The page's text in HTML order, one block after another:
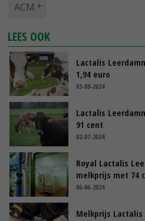
ACM
LEES OOK
Lactalis
1,94 euro
03-09-2024
Lactalis
91 cent
02-07-2024
Royal Lactalis
melkprijs met 74
06-06-2024
Melkprijs